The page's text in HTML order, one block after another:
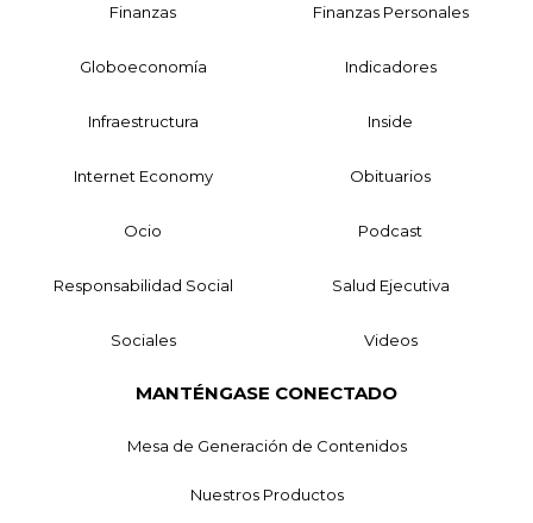
Finanzas Finanzas Personales
Globoeconomía Indicadores
Infraestructura Inside
Internet Economy Obituarios
Ocio Podcast
Responsabilidad Social Salud Ejecutiva
Sociales Videos
MANTÉNGASE CONECTADO
Mesa de Generación de Contenidos
Nuestros Productos